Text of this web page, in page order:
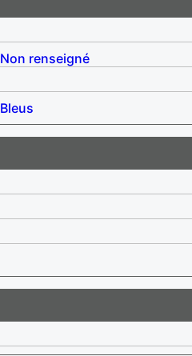
Non renseigné
Bleus